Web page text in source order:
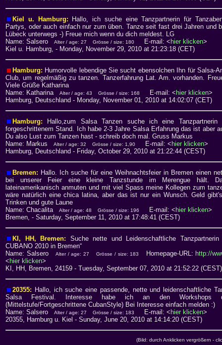
Kiel u. Hamburg:
Hallo, ich suche eine Tanzpartnerin für
Partys, oder auch einfach nur zum üben. Tanze seit fast drei Jahren und
Lübeck unterwegs -) Freue mich wenn du dich meldest. LG
Name: Salsero
Alter / age: 27 Grösse / size: 180 E-mail: < hier klicken>
Kiel u. Hamburg, - Monday, November 29, 2010 at 21:23:18 (CET)
Hamburg: Humorvolle lebendige Sie sucht ebensolchen Ihn für Salsa-
Club, um regelmäßig zu tanzen. Tanzerfahrung Lat. Am. vorhanden.
Viele Grüße Katharina
Name: Katharina
Alter / age: 43 Grösse / size: 168 E-mail: < hier klicken>
Hamburg, Deutschland - Monday, November 01, 2010 at 14:02:07 (CET)
Hamburg:
Hallo,zum Salsa Tanzen suche ich eine Tanzpartnerin
forgeschrittenem Stand. Ich habe 2-3 Jahre Salsa Erfahrung das ist aber
Du also Lust zum Tanzen hast - schreib doch mal. Gruss Markus
Name: Markus
Alter / age: 32 Grösse / size: 1,90 E-mail: < hier klicken>
Hamburg, Deutschland - Friday, October 29, 2010 at 21:22:44 (CEST)
Bremen: Hallo. Ich suche für eine Weihnachtsfeier in Bremen einen
bei unserer Feier eine kleine Tanzstunde im Merengue hält.
lateinamerikanisch anmuten und mit viel Spass meine Kollegen zum
wäre natürlich eine chica latina, aber das ist nur ein Wunsch. Geld
Trinken und gute Laune
Name: Chacalita
Alter / age: 48 Grösse / size: 196 E-mail: < hier klicken>
Bremen, - Saturday, September 11, 2010 at 17:48:41 (CEST)
KI, HH, Bremen: Suche nette und Leidenschaftliche
CUBANO 2010 in Bremen“
Name: Salsero
Alter / age: 27 Grösse / size: 183 Homepage-URL: http://
< hier klicken>
KI, HH, Bremen, 24159 - Tuesday, September 07, 2010 at 21:52:22 (CEST)
20355: Hallo, ich suche eine passende, nette und leidenschaftliche
Salsa Festival. Interesse habe ich an den Workshops
(Mittelstufe/Fortgeschrittene CubanStyle) Bei Interesse einfach melden :)
Name: Salsero
Alter / age: 27 Grösse / size: 183 E-mail: < hier klicken>
20355, Hamburg u. Kiel - Sunday, June 20, 2010 at 14:14:20 (CEST)
(Bild: durch Anklicken vergrößern -